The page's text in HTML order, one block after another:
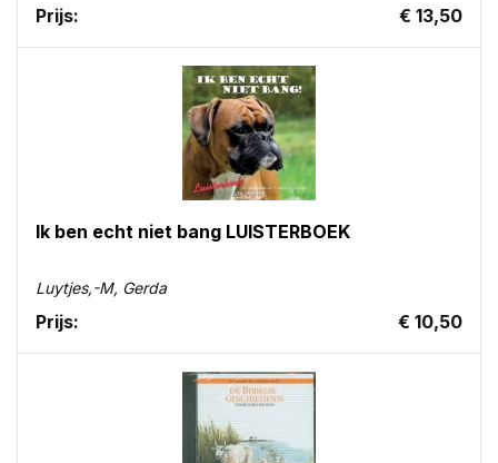
Prijs: € 13,50
Ik ben echt niet bang LUISTERBOEK
Luytjes,-M, Gerda
Prijs: € 10,50